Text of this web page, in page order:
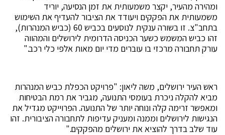
ומהירה מהעיר, יקצר משמעותית את זמן הנסיעה, יוריד
משמעותית את הפקקים ויעודד את הציבור להעדיף את השימוש
בתחב"צ. זו בשורה ענקית לנוסעים בכביש 60 (כביש המנהרות),
זהו כביש המשמש כשער הכניסה הדרומית לירושלים והמהווה
עורק תחבורה מרכזי בו עוברים מדי יום מאות אלפי כלי רכב."
ראש העיר ירושלים, משה ליאון: "פרויקט הכפלת כביש המנהרות
מביא להקלה ניכרת בעומסי התנועה, מגביר את רמת הבטיחות
ומאפשר זרימה קלה ונוחה יותר של התנועה. הפרוייקט מגדיל את
הנגישות לירושלים וממנה ומעניק עדיפות לתחבורה הציבורית. זהו
עוד שלב בדרך להוציא את ירושלים מהפקקים."